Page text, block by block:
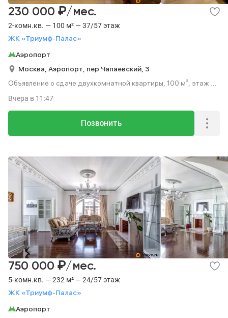
2-комн.кв. — 100 м² — 37/57 этаж
ЖК «Триумф-Палас»
230 000 ₽/мес.
Аэропорт
Москва, Аэропорт, пер Чапаевский, 3
Объявление о сдаче двухкомнатной квартиры, 100 м², этаж 37
Позвонить
Вчера в 11:47
5-комн.кв. — 232 м² — 24/57 этаж
ЖК «Триумф-Палас»
750 000 ₽/мес.
Аэропорт